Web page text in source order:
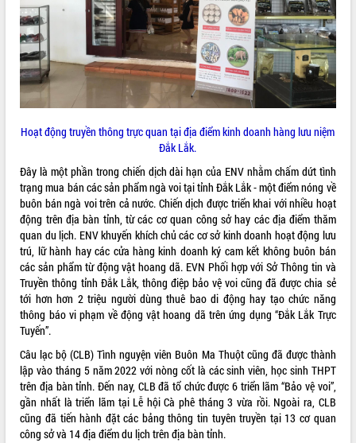
Hoạt động truyền thông trực quan tại địa điểm kinh doanh hàng lưu niệm
Đắk Lắk.
Đây là một phần trong chiến dịch dài hạn của ENV nhằm chấm dứt tình
trạng mua bán các sản phẩm ngà voi tại tỉnh Đắk Lắk - một điểm nóng về
buôn bán ngà voi trên cả nước. Chiến dịch được triển khai với nhiều hoạt
động trên địa bàn tỉnh, từ các cơ quan công sở hay các địa điểm thăm
quan du lịch. ENV khuyến khích chủ các cơ sở kinh doanh hoạt động lưu
trú, lữ hành hay các cửa hàng kinh doanh ký cam kết không buôn bán
các sản phẩm từ động vật hoang dã. EVN Phối hợp với Sở Thông tin và
Truyền thông tỉnh Đắk Lắk, thông điệp bảo vệ voi cũng đã được chia sẻ
tới hơn hơn 2 triệu người dùng thuê bao di động hay tạo chức năng
thông báo vi phạm về động vật hoang dã trên ứng dụng “Đắk Lắk Trực
Tuyến”.
Câu lạc bộ (CLB) Tình nguyện viên Buôn Ma Thuột cũng đã được thành
lập vào tháng 5 năm 2022 với nòng cốt là các sinh viên, học sinh THPT
trên địa bàn tỉnh. Đến nay, CLB đã tổ chức được 6 triển lãm “Bảo vệ voi”,
gần nhất là triển lãm tại Lễ hội Cà phê tháng 3 vừa rồi. Ngoài ra, CLB
cũng đã tiến hành đặt các bảng thông tin tuyên truyền tại 13 cơ quan
công sở và 14 địa điểm du lịch trên địa bàn tỉnh.